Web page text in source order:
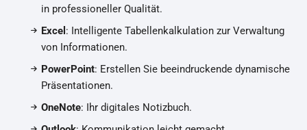
in professioneller Qualität.
Excel : Intelligente Tabellenkalkulation zur Verwaltung
von Informationen.
PowerPoint: Erstellen Sie beeindruckende dynamische
Präsentationen.
OneNote: Ihr digitales Notizbuch.